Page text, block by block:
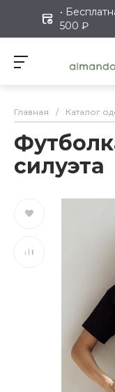
•
500 ₽
Главная / Каталог
силуэта